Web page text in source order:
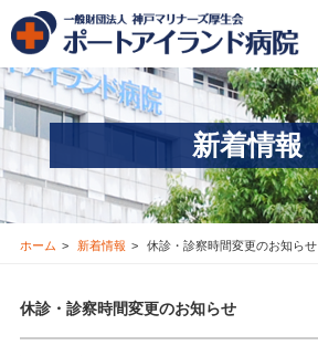
院内保育所
医療安全管理･その他
医療機関の方
新着情報
お問合せ
交通アクセス
新着情報
ホーム 新着情報 休診・診察時間変更のお知らせ
休診・診察時間変更のお知らせ